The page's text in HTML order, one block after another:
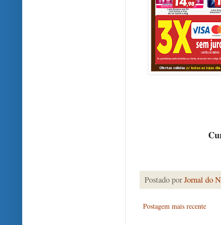
Postado porJornal do
Postagem mais recente